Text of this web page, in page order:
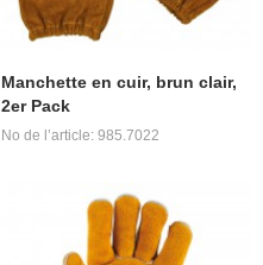
Manchette en cuir, brun clair,
2er Pack
No de l’article: 985.7022